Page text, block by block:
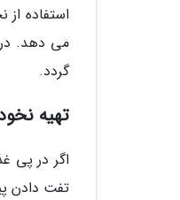
استفاده
می دهد. در
گردد.
تهیه
اگر در پی
تفت دادن